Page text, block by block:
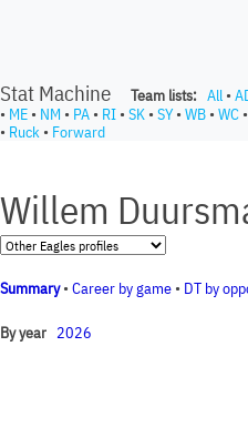
Stat Machine Team lists: All •
• ME • NM • PA • RI • SK • SY• WB • WC •
• Ruck • Forward